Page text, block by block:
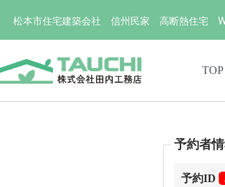
松本市住宅建築会社 信州民家 高断熱住宅
TOP
予約者
予約ID